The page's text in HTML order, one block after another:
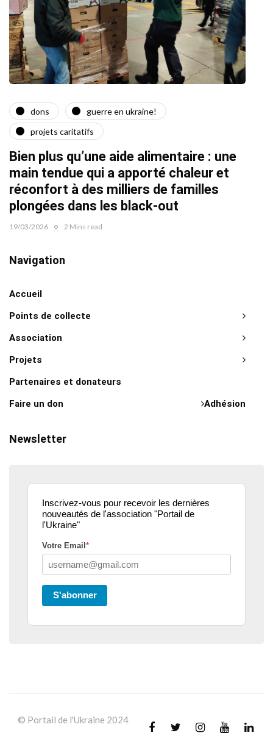
dons
guerre en ukraine!
projets caritatifs
Bien plus qu’une aide alimentaire : une
main tendue qui a apporté chaleur et
réconfort à des milliers de familles
plongées dans les black-out
19/03/2026 2 Mins read
Navigation
Accueil
Points de collecte
Association
Projets
Partenaires et donateurs
Adhésion
Faire un don
Newsletter
Inscrivez-vous pour recevoir les dernières
nouveautés de l'association "Portail de
l'Ukraine"
Votre Email *
S'abonner
© Portail de l'Ukraine 2024